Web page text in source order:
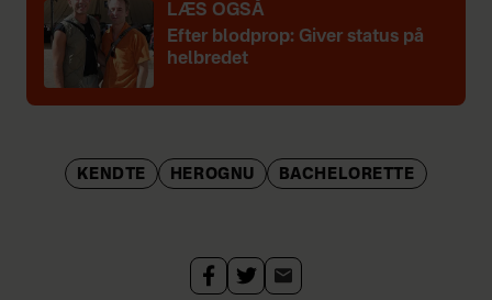
LÆS OGSÅ
Efter blodprop: Giver status på
helbredet
KENDTE HEROGNU BACHELORETTE